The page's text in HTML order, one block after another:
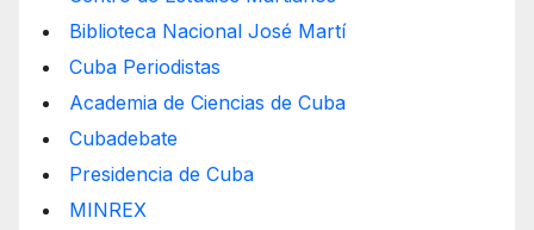
Biblioteca Nacional José Martí
Cuba Periodistas
Academia de Ciencias de Cuba
Cubadebate
Presidencia de Cuba
MINREX